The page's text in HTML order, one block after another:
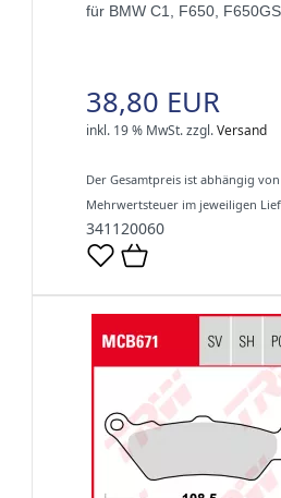
für BMW C1, F650,
38,80 EUR
inkl. 19 % MwSt.zzgl.Versand
Der Gesamtpreis ist abhängig
Mehrwertsteuer im jeweiligen
341120060